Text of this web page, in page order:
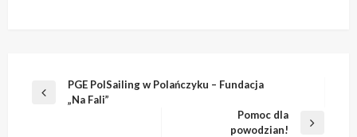
Nawigacja
wpisu
Poprzedni
PGE PolSailing w Polańczyku – Fundacja
„Na Fali”
Pomoc dla
powodzian!